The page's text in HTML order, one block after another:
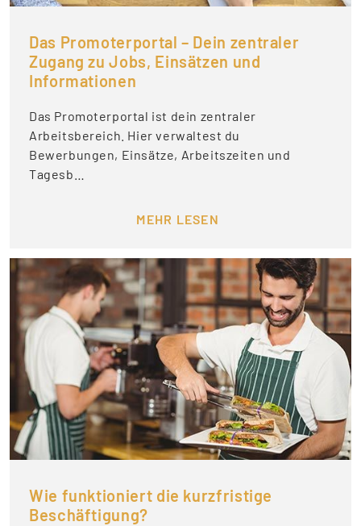
Das Promoterportal – Dein zentraler
Zugang zu Jobs, Einsätzen und
Informationen
Das Promoterportal ist dein zentraler
Arbeitsbereich. Hier verwaltest du
Bewerbungen, Einsätze, Arbeitszeiten und
Tagesb…
MEHR LESEN
Wie funktioniert die kurzfristige
Beschäftigung?